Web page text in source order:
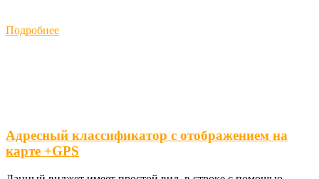
Подробнее
Адресный классификатор с отображением на
карте +GPS